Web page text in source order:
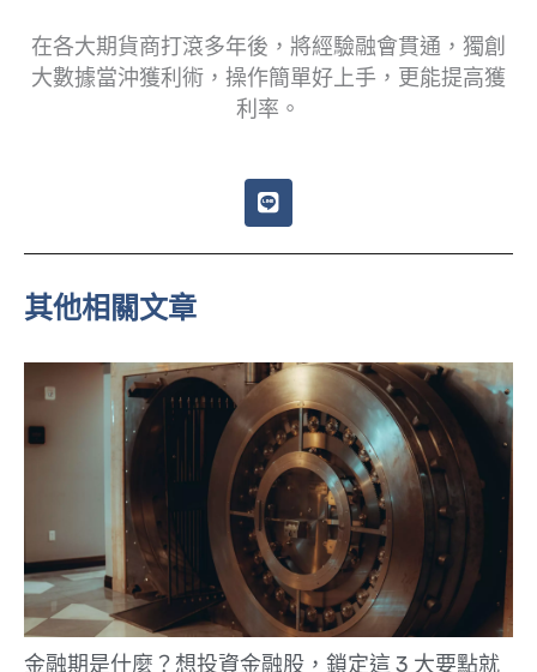
在各大期貨商打滾多年後，將經驗融會貫通，獨創
大數據當沖獲利術，操作簡單好上手，更能提高獲
利率。
L
i
e
其他相關文章
金融期是什麼？想投資金融股，鎖定這 3 大要點就